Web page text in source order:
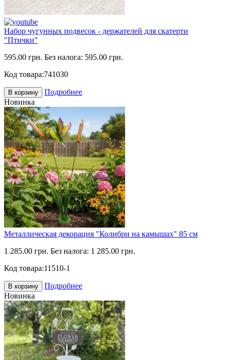
Набор чугунных подвесок - держателей для скатерти
"Птички"
595.00 грн. Без налога: 595.00 грн.
Код товара:741030
В корзину
Подробнее
Новинка
Металлическая декорация "Колибри на камышах" 85 см
1 285.00 грн. Без налога: 1 285.00 грн.
Код товара:11510-1
В корзину
Подробнее
Новинка